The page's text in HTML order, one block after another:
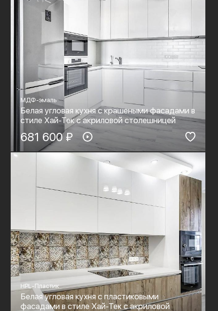
МДФ-эмаль
Белая угловая кухня с крашеными фасадами в
стиле Хай-Тек c акриловой столешницей
681 600 ₽
HPL-Пластик
Белая угловая кухня с пластиковыми
фасадами в стиле Хай-Тек c акриловой